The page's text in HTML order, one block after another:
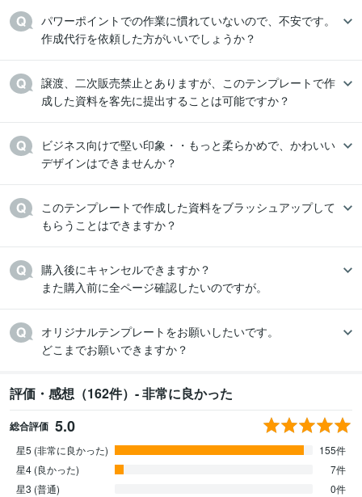
パワーポイントでの作業に慣れていないので、不安です。
作成代行を依頼した方がいいでしょうか？
譲渡、二次販売禁止とありますが、このテンプレートで作
成した資料を客先に提出することは可能ですか？
ビジネス向けで堅い印象・・もっと柔らかめで、かわいい
デザインはできませんか？
このテンプレートで作成した資料をブラッシュアップして
もらうことはできますか？
購入後にキャンセルできますか？
また購入前に全ページ確認したいのですが。
オリジナルテンプレートをお願いしたいです。
どこまでお願いできますか？
評価・感想（162件）- 非常に良かった
総合評価 5.0
星5 (非常に良かった)
155件
星4 (良かった)
7件
星3 (普通)
0件